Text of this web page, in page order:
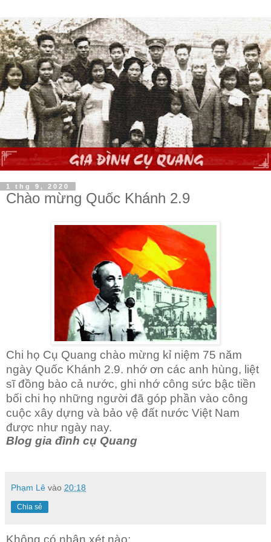
1 thg 9, 2020
Chào mừng Quốc Khánh 2.9
Chi họ Cụ Quang chào mừng kỉ niệm 75 năm
ngày Quốc Khánh 2.9. nhớ ơn các anh hùng, liệt
sĩ đồng bào cả nước, ghi nhớ công sức bậc tiền
bối chi họ những người đã góp phần vào công
cuộc xây dựng và bảo vệ đất nước Việt Nam
được như ngày nay.
Blog gia đình cụ Quang
Phạm Lê vào 20:18
Chia sẻ
Không có nhận xét nào: